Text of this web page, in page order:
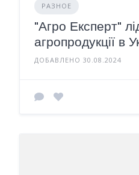
РАЗНОЕ
"Агро Експерт"
агропродукції в
ДОБАВЛЕНО 30.08.2024